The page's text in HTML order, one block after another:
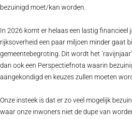
bezuinigd moet/kan worden.
In 2026 komt er helaas een lastig financieel
rijksoverheid een paar miljoen minder gaat
gemeentebegroting. Dit wordt het
dan ook een Perspectiefnota waarin
aangekondigd en keuzes zullen moeten
Onze insteek is dat er zo veel mogelijk
waar onze inwoners niet de dupe van